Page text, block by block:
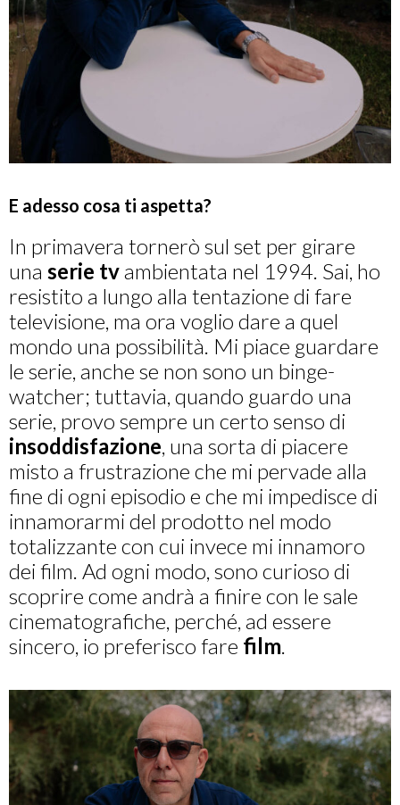
E adesso cosa ti aspetta?
In primavera tornerò sul set per girare
una serie tvambientata nel 1994. Sai, ho
resistito a lungo alla tentazione di fare
televisione, ma ora voglio dare a quel
mondo una possibilità. Mi piace guardare
le serie, anche se non sono un binge-
watcher; tuttavia, quando guardo una
serie, provo sempre un certo senso di
insoddisfazione, una sorta di piacere
misto a frustrazione che mi pervade alla
fine di ogni episodio e che mi impedisce di
innamorarmi del prodotto nel modo
totalizzante con cui invece mi innamoro
dei film. Ad ogni modo, sono curioso di
scoprire come andrà a finire con le sale
cinematografiche, perché, ad essere
sincero, io preferisco fare film.